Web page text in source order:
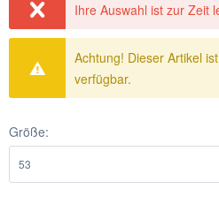
Ihre Auswahl ist zur Zeit
Achtung! Dieser Artikel
verfügbar.
Größe: